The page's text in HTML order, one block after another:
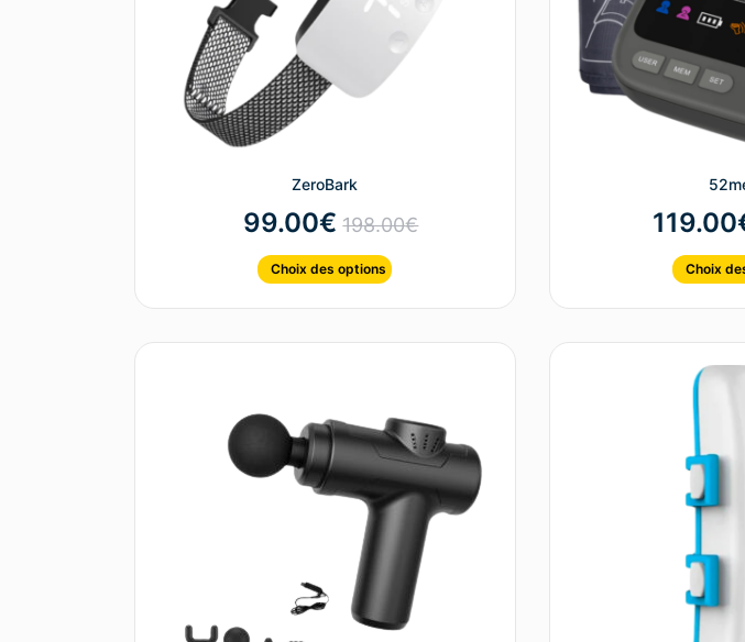
ZeroBark
198.00€
99.00€
Choix des options
119.00
Choix